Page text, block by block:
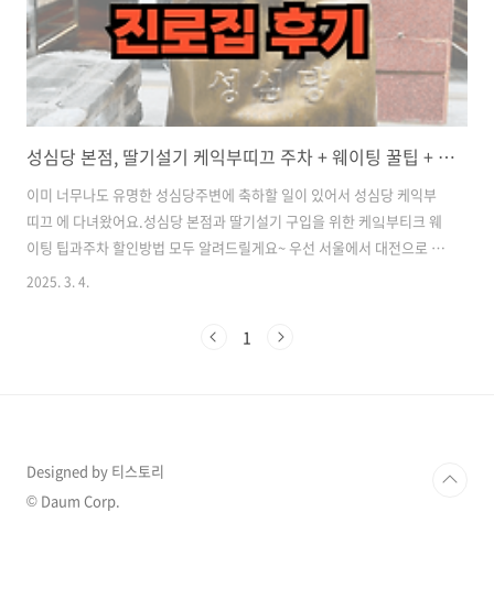
성심당 본점, 딸기설기 케익부띠끄 주차 + 웨이팅 꿀팁 + 대전맛집 진로집 솔직후기!
이미 너무나도 유명한 성심당주변에 축하할 일이 있어서 성심당 케익부
띠끄 에 다녀왔어요.성심당 본점과 딸기설기 구입을 위한 케잌부티크 웨
이팅 팁과주차 할인방법 모두 알려드릴게요~ 우선 서울에서 대전으로 출
발은 평일 오전 8시 30분 정도였어요.출근길 정체와 살짝 맞물린 구간을
있는데요,저는 우리들공원 주차장을 이용했어요.아래 지도에서 위치 확
2025. 3. 4.
1
Designed by 티스토리
© Daum Corp.